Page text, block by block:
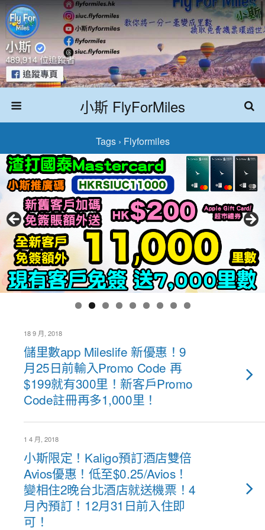
小斯 FlyForMiles
Tags › Flyformiles
18 9 月, 2018
儲里數app Mileslife 新優惠！9
月25日前輸入Promo Code 再
$199就有300里！新客戶Promo
Code註冊再多1,000里！
1 4 月, 2018
小斯限定！Kaligo預訂酒店雙倍
Avios優惠！低至$0.25/Avios！
變相住2晚台北酒店就送機票！4
月內預訂！12月31日前入住即
可！